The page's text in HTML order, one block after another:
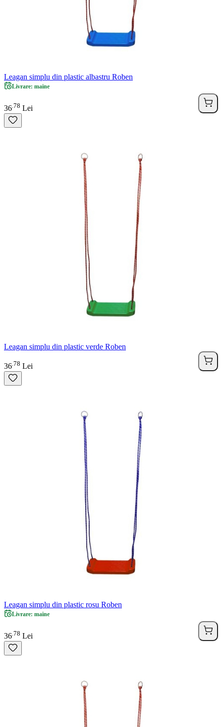
Leagan simplu din plastic albastru Roben
Livrare: maine
36 78 Lei
Leagan simplu din plastic verde Roben
36 78 Lei
Leagan simplu din plastic rosu Roben
Livrare: maine
36 78 Lei